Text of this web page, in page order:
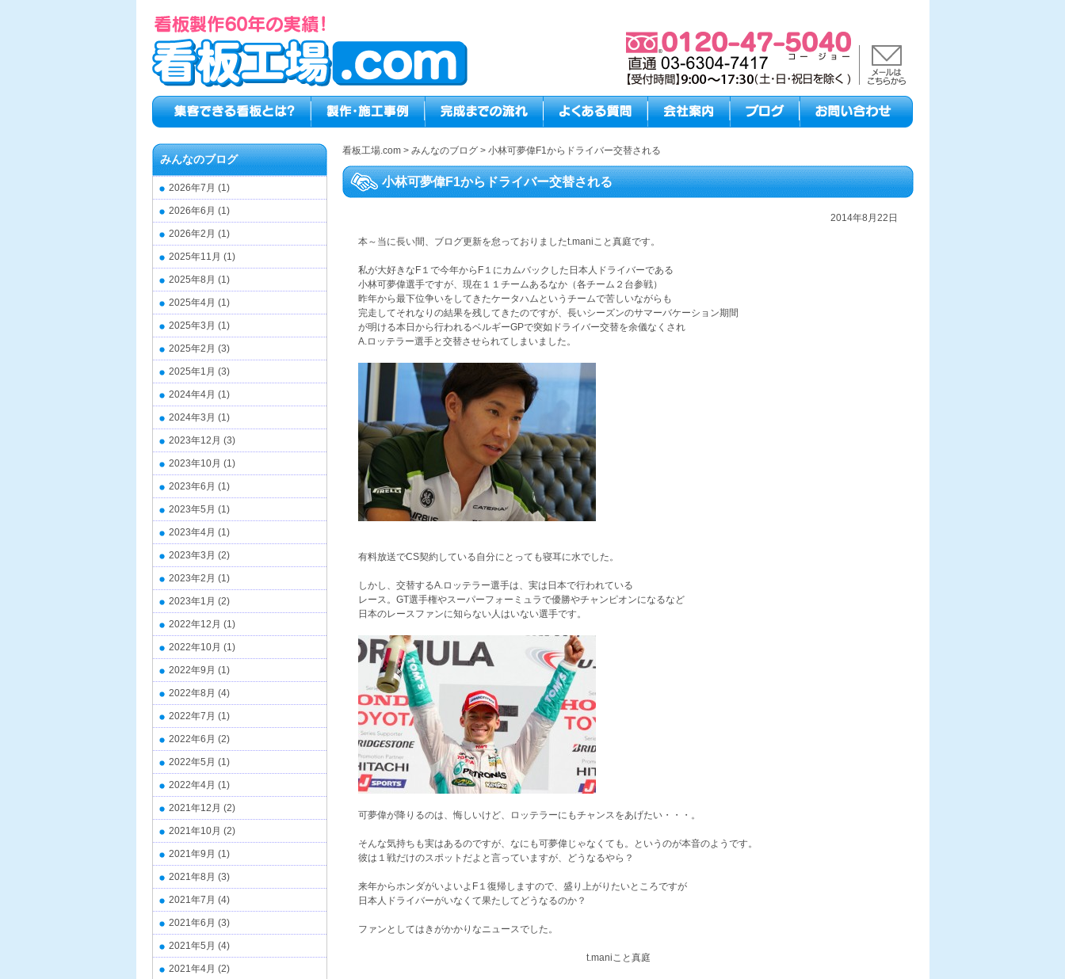
看板工場.com> みんなのブログ> 小林可夢偉F1からドライバー交替される
小林可夢偉F1からドライバー交替される
2014年8月22日
本～当に長い間、ブログ更新を怠っておりましたt.maniこと真庭です。
私が大好きなF１で今年からF１にカムバックした日本人ドライバーである
小林可夢偉選手ですが、現在１１チームあるなか（各チーム２台参戦）
昨年から最下位争いをしてきたケータハムというチームで苦しいながらも
完走してそれなりの結果を残してきたのですが、長いシーズンのサマーバケーション期間
が明ける本日から行われるベルギーGPで突如ドライバー交替を余儀なくされ
A.ロッテラー選手と交替させられてしまいました。
有料放送でCS契約している自分にとっても寝耳に水でした。
しかし、交替するA.ロッテラー選手は、実は日本で行われている
レース。GT選手権やスーパーフォーミュラで優勝やチャンピオンになるなど
日本のレースファンに知らない人はいない選手です。
可夢偉が降りるのは、悔しいけど、ロッテラーにもチャンスをあげたい・・・。
そんな気持ちも実はあるのですが、なにも可夢偉じゃなくても。というのが本音のようです。
彼は１戦だけのスポットだよと言っていますが、どうなるやら？
来年からホンダがいよいよF１復帰しますので、盛り上がりたいところですが
日本人ドライバーがいなくて果たしてどうなるのか？
ファンとしてはきがかかりなニュースでした。
t.maniこと真庭
みんなのブログ
2026年7月 (1)
2026年6月 (1)
2026年2月 (1)
2025年11月 (1)
2025年8月 (1)
2025年4月 (1)
2025年3月 (1)
2025年2月 (3)
2025年1月 (3)
2024年4月 (1)
2024年3月 (1)
2023年12月 (3)
2023年10月 (1)
2023年6月 (1)
2023年5月 (1)
2023年4月 (1)
2023年3月 (2)
2023年2月 (1)
2023年1月 (2)
2022年12月 (1)
2022年10月 (1)
2022年9月 (1)
2022年8月 (4)
2022年7月 (1)
2022年6月 (2)
2022年5月 (1)
2022年4月 (1)
2021年12月 (2)
2021年10月 (2)
2021年9月 (1)
2021年8月 (3)
2021年7月 (4)
2021年6月 (3)
2021年5月 (4)
2021年4月 (2)